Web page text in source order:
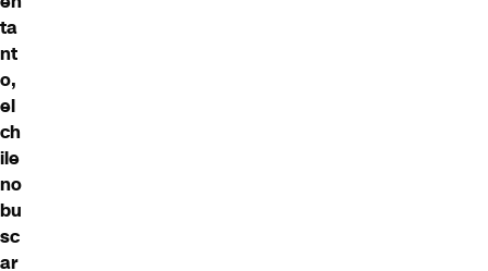
ta
nt
o,
el
ch
ile
no
bu
sc
ar